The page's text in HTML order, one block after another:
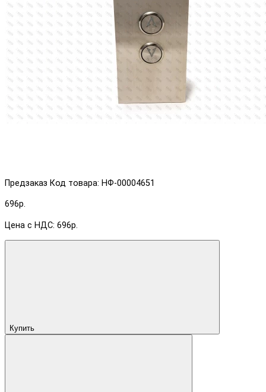
Предзаказ Код товара: НФ-00004651
696р.
Цена с НДС: 696р.
Купить